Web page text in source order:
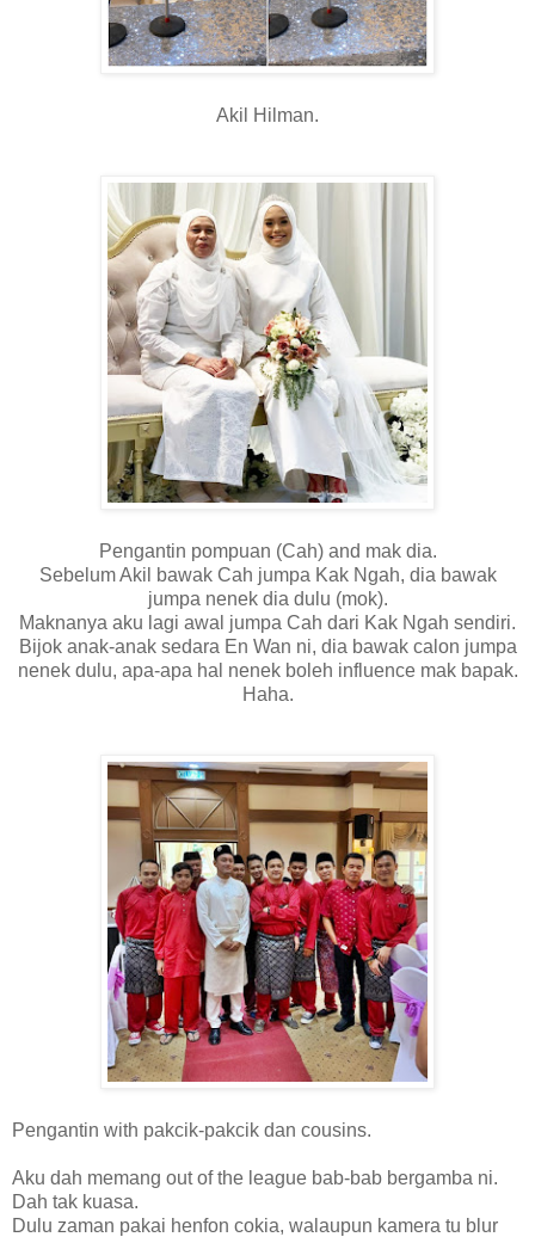
Akil Hilman.
Pengantin pompuan (Cah) and mak dia.
Sebelum Akil bawak Cah jumpa Kak Ngah, dia bawak
jumpa nenek dia dulu (mok).
Maknanya aku lagi awal jumpa Cah dari Kak Ngah sendiri.
Bijok anak-anak sedara En Wan ni, dia bawak calon jumpa
nenek dulu, apa-apa hal nenek boleh influence mak bapak.
Haha.
Pengantin with pakcik-pakcik dan cousins.
Aku dah memang out of the league bab-bab bergamba ni.
Dah tak kuasa.
Dulu zaman pakai henfon cokia, walaupun kamera tu blur